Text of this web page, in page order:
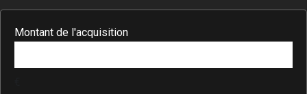
Montant de l'acquisition